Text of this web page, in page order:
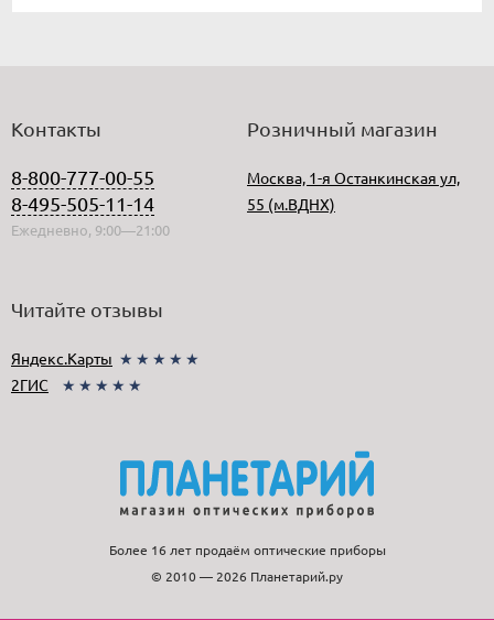
Контакты
8-800-777-00-55
8-495-505-11-14
Ежедневно, 9:00—21:00
Розничный магазин
Москва, 1-я Останкинская ул,
55 (м.ВДНХ)
Читайте отзывы
Яндекс.Карты ★★★★★
2ГИС
★★★★★
Более 16 лет продаём оптические приборы
© 2010 — 2026 Планетарий.ру